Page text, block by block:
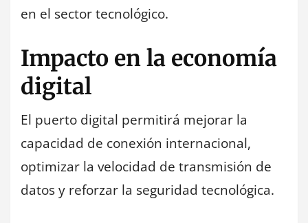
en el sector tecnológico.
Impacto en la economía
digital
El puerto digital permitirá mejorar la
capacidad de conexión internacional,
optimizar la velocidad de transmisión de
datos y reforzar la seguridad tecnológica.